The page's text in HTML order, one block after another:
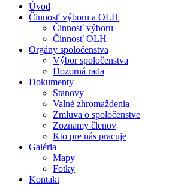
Úvod
Činnosť výboru a OLH
Činnosť výboru
Činnosť OLH
Orgány spoločenstva
Výbor spoločenstva
Dozorná rada
Dokumenty
Stanovy
Valné zhromaždenia
Zmluva o spoločenstve
Zoznamy členov
Kto pre nás pracuje
Galéria
Mapy
Fotky
Kontakt